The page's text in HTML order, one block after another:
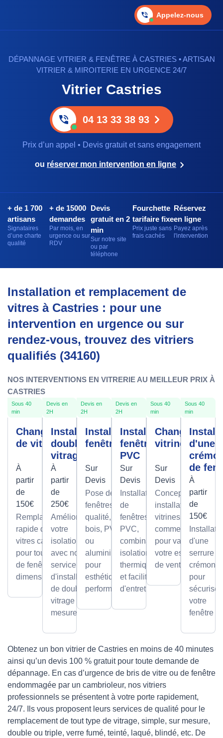
Appelez-nous
DÉPANNAGE VITRIER & FENÊTRE À CASTRIES • ARTISAN
VITRIER & MIROITERIE EN URGENCE 24/7
Vitrier Castries
04 13 33 38 93
Prix d’un appel • Devis gratuit et sans engagement
ou réserver mon intervention en ligne
+ de 1 700
artisans
Signataires
d’une charte
qualité
+ de 15000
demandes
Par mois, en
urgence ou sur
RDV
Devis
gratuit en 2
min
Sur notre site
ou par
téléphone
Fourchette
tarifaire fixe
Prix juste sans
frais cachés
Réservez
en ligne
Payez après
l'intervention
Installation et remplacement de
vitres à Castries : pour une
intervention en urgence ou sur
rendez-vous, trouvez des vitriers
qualifiés (34160)
NOS INTERVENTIONS EN VITRERIE AU MEILLEUR PRIX À
CASTRIES
Sous 40
min
Changement
de vitre
À
partir
de
150€
Remplacement
rapide de
vitres cassées,
pour tous types
de fenêtres et
dimensions.
Devis en
2H
Installation
double
vitrage
À
partir
de
250€
Améliorez
votre
isolation
avec notre
service
d'installation
de double
vitrage sur
mesure.
Devis en
2H
Installation
fenêtres
Sur
Devis
Pose de
fenêtres de
qualité, en
bois, PVC
ou
aluminium,
pour
esthétique et
performance.
Devis en
2H
Installation
fenêtre
PVC
Sur
Devis
Installation
de
fenêtres
PVC,
combinant
isolation
thermique
et facilité
d'entretien.
Sous 40
min
Changement
vitrine
Sur
Devis
Conception et
installation de
vitrines
commerciales
pour valoriser
votre espace
de vente.
Sous 40
min
d'une
de
À
partir
de
150€
d'une
serrure à
crémone
pour
sécuriser
votre
fenêtre
Obtenez un bon vitrier de Castries en moins de 40 minutes
ainsi qu’un devis 100 % gratuit pour toute demande de
dépannage. En cas d’urgence de bris de vitre ou de fenêtre
endommagée par un cambrioleur, nos vitriers
professionnels se présentent à votre porte rapidement,
24/7. Ils vous proposent leurs services de qualité pour le
remplacement de tout type de vitrage, simple, sur mesure,
double ou triple, verre fumé, teinté, laqué, blindé, etc. De